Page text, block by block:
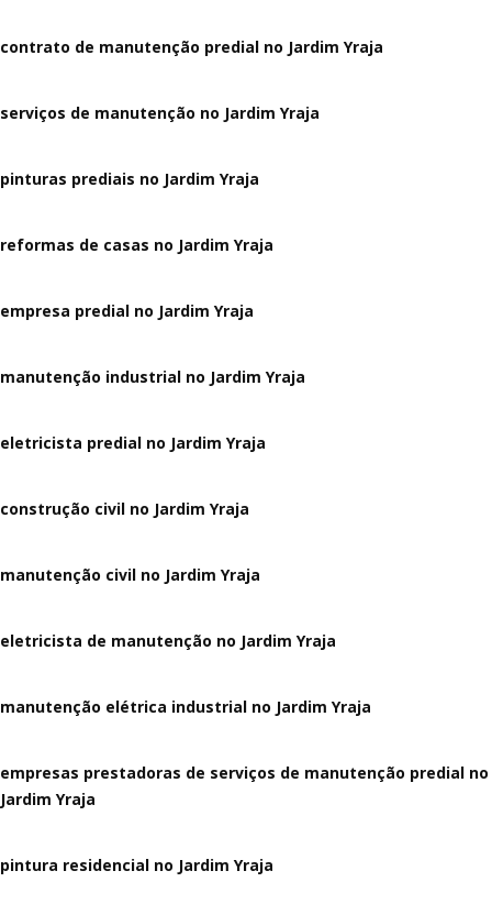
contrato de manutenção predial no Jardim Yraja
serviços de manutenção no Jardim Yraja
pinturas prediais no Jardim Yraja
reformas de casas no Jardim Yraja
empresa predial no Jardim Yraja
manutenção industrial no Jardim Yraja
eletricista predial no Jardim Yraja
construção civil no Jardim Yraja
manutenção civil no Jardim Yraja
eletricista de manutenção no Jardim Yraja
manutenção elétrica industrial no Jardim Yraja
empresas prestadoras de serviços de manutenção predial no
Jardim Yraja
pintura residencial no Jardim Yraja